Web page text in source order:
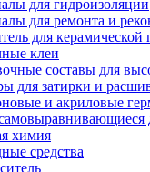
для гидроизоляции
для ремонта и
для керамической
клеи
составы для
для затирки и
и акриловые
химия
средства